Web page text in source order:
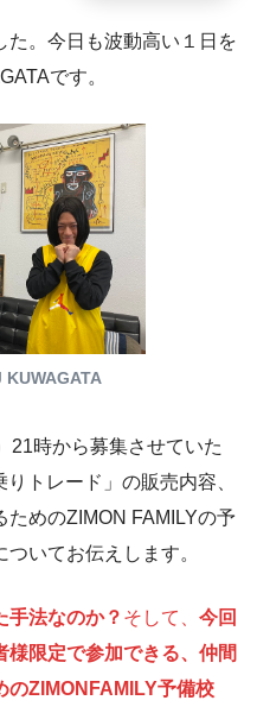
た。今日も波動高い１日を
です。
KUWAGATA
21時から募集させていた
トレード」の販売内容、
めのZIMON FAMILYの予
いてお伝えします。
手法なのか？ そして、 今回
様限定で参加できる、仲間
のZIMONFAMILY予備校